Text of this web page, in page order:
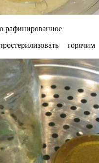
рафинированное
горячим